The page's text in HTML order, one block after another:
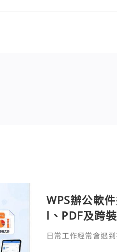
WPS辦公軟
l、PDF及跨
日常工作經常會遇